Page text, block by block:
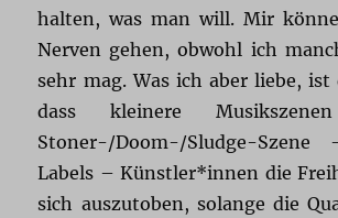
halten, was man will. Mir
Nerven gehen, obwohl ich
sehr mag. Was ich aber liebe, ist
dass kleinere
Stoner-/Doom-/Sludge-
Labels – Künstler*innen die
sich auszutoben, solange die